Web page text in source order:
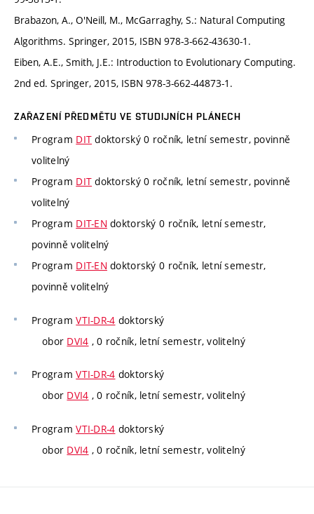
Brabazon, A., O'Neill, M., McGarraghy, S.: Natural Computing
Algorithms. Springer, 2015, ISBN 978-3-662-43630-1.
Eiben, A.E., Smith, J.E.: Introduction to Evolutionary Computing.
2nd ed. Springer, 2015, ISBN 978-3-662-44873-1.
ZAŘAZENÍ PŘEDMĚTU VE STUDIJNÍCH PLÁNECH
Program DIT doktorský 0 ročník, letní semestr, povinně
volitelný
Program DIT doktorský 0 ročník, letní semestr, povinně
volitelný
Program DIT-EN doktorský 0 ročník, letní semestr,
povinně volitelný
Program DIT-EN doktorský 0 ročník, letní semestr,
povinně volitelný
ProgramVTI-DR-4 doktorský
obor DVI4 , 0 ročník, letní semestr, volitelný
ProgramVTI-DR-4 doktorský
obor DVI4 , 0 ročník, letní semestr, volitelný
ProgramVTI-DR-4 doktorský
obor DVI4 , 0 ročník, letní semestr, volitelný